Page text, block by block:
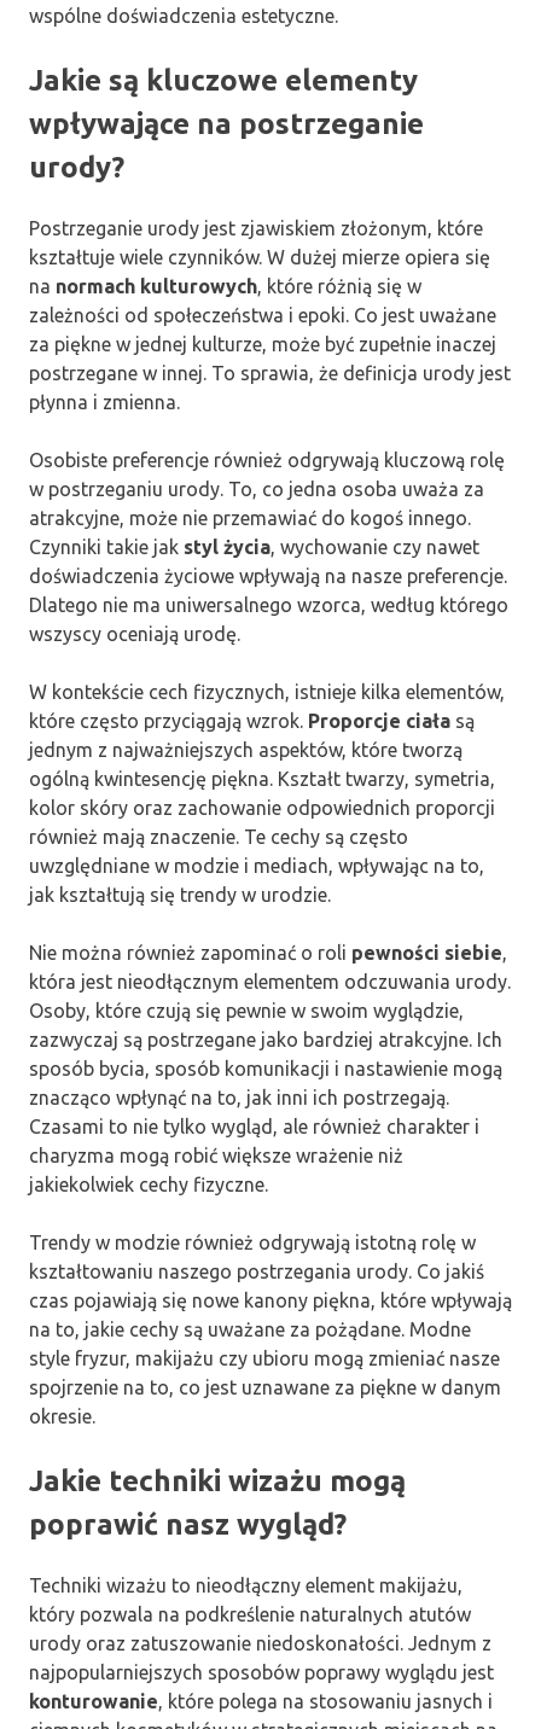
wspólne doświadczenia estetyczne.
Jakie są kluczowe elementy
wpływające na postrzeganie
urody?
Postrzeganie urody jest zjawiskiem złożonym, które
kształtuje wiele czynników. W dużej mierze opiera się
na normach kulturowych, które różnią się w
zależności od społeczeństwa i epoki. Co jest uważane
za piękne w jednej kulturze, może być zupełnie inaczej
postrzegane w innej. To sprawia, że definicja urody jest
płynna i zmienna.
Osobiste preferencje również odgrywają kluczową rolę
w postrzeganiu urody. To, co jedna osoba uważa za
atrakcyjne, może nie przemawiać do kogoś innego.
Czynniki takie jak styl życia, wychowanie czy nawet
doświadczenia życiowe wpływają na nasze preferencje.
Dlatego nie ma uniwersalnego wzorca, według którego
wszyscy oceniają urodę.
W kontekście cech fizycznych, istnieje kilka elementów,
które często przyciągają wzrok. Proporcje ciała są
jednym z najważniejszych aspektów, które tworzą
ogólną kwintesencję piękna. Kształt twarzy, symetria,
kolor skóry oraz zachowanie odpowiednich proporcji
również mają znaczenie. Te cechy są często
uwzględniane w modzie i mediach, wpływając na to,
jak kształtują się trendy w urodzie.
Nie można również zapominać o roli pewności siebie,
która jest nieodłącznym elementem odczuwania urody.
Osoby, które czują się pewnie w swoim wyglądzie,
zazwyczaj są postrzegane jako bardziej atrakcyjne. Ich
sposób bycia, sposób komunikacji i nastawienie mogą
znacząco wpłynąć na to, jak inni ich postrzegają.
Czasami to nie tylko wygląd, ale również charakter i
charyzma mogą robić większe wrażenie niż
jakiekolwiek cechy fizyczne.
Trendy w modzie również odgrywają istotną rolę w
kształtowaniu naszego postrzegania urody. Co jakiś
czas pojawiają się nowe kanony piękna, które wpływają
na to, jakie cechy są uważane za pożądane. Modne
style fryzur, makijażu czy ubioru mogą zmieniać nasze
spojrzenie na to, co jest uznawane za piękne w danym
okresie.
Jakie techniki wizażu mogą
poprawić nasz wygląd?
Techniki wizażu to nieodłączny element makijażu,
który pozwala na podkreślenie naturalnych atutów
urody oraz zatuszowanie niedoskonałości. Jednym z
najpopularniejszych sposobów poprawy wyglądu jest
konturowanie , które polega na stosowaniu jasnych i